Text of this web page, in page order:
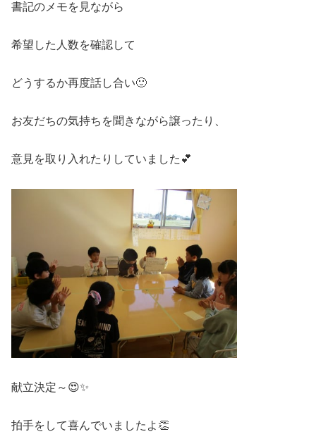
書記のメモを見ながら
希望した人数を確認して
どうするか再度話し合い🙂
お友だちの気持ちを聞きながら譲ったり、
意見を取り入れたりしていました💕
献立決定～😍✨
拍手をして喜んでいましたよ👏